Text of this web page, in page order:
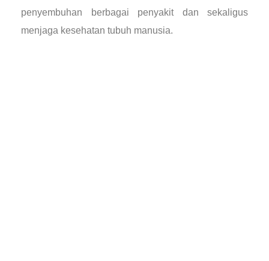
penyembuhan berbagai penyakit dan sekaligus
menjaga kesehatan tubuh manusia.